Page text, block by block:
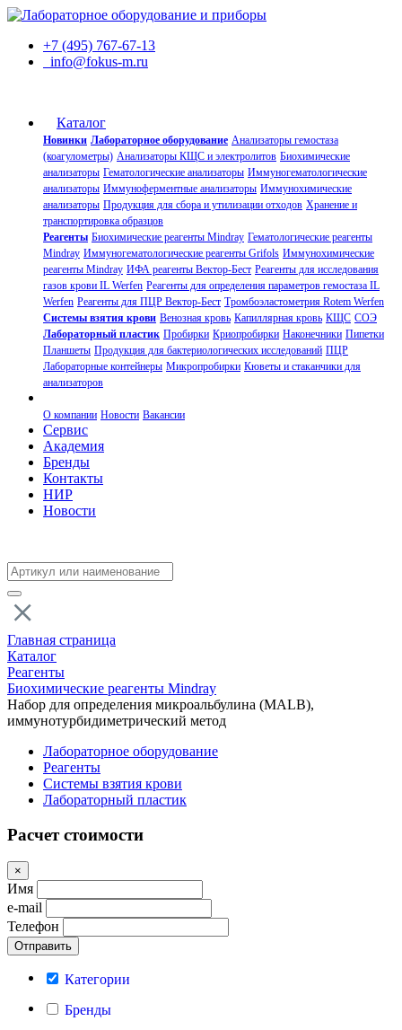
+7 (495) 767-67-13
info@fokus-m.ru
Каталог
Новинки Лабораторное оборудование Анализаторы гемостаза
(коагулометры) Анализаторы КЩС и электролитов Биохимические
анализаторы Гематологические анализаторы Иммуногематологические
анализаторы Иммуноферментные анализаторы Иммунохимические
анализаторы Продукция для сбора и утилизации отходов Хранение и
транспортировка образцов
Реагенты Биохимические реагенты Mindray Гематологические реагенты
Mindray Иммуногематологические реагенты Grifols Иммунохимические
реагенты Mindray ИФА реагенты Вектор-Бест Реагенты для исследования
газов крови IL Werfen Реагенты для определения параметров гемостаза IL
Werfen Реагенты для ПЦР Вектор-Бест Тромбоэластометрия Rotem Werfen
Системы взятия крови Венозная кровь Капиллярная кровь КЩС СОЭ
Лабораторный пластик Пробирки Криопробирки Наконечники Пипетки
Планшеты Продукция для бактериологических исследований ПЦР
Лабораторные контейнеры Микропробирки Кюветы и стаканчики для
анализаторов
О компании Новости Вакансии
Сервис
Академия
Бренды
Контакты
НИР
Новости
Главная страница
Каталог
Реагенты
Биохимические реагенты Mindray
Набор для определения микроальбулина (MALB),
иммунотурбидиметрический метод
Лабораторное оборудование
Реагенты
Системы взятия крови
Лабораторный пластик
Расчет стоимости
×
Имя
e-mail
Телефон
Категории
Бренды